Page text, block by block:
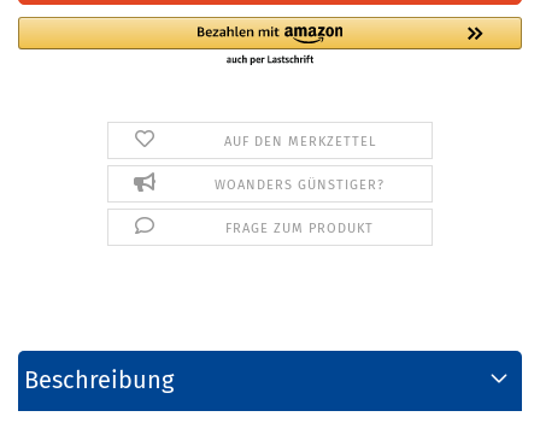
AUF DEN MERKZETTEL
WOANDERS GÜNSTIGER?
FRAGE ZUM PRODUKT
Beschreibung